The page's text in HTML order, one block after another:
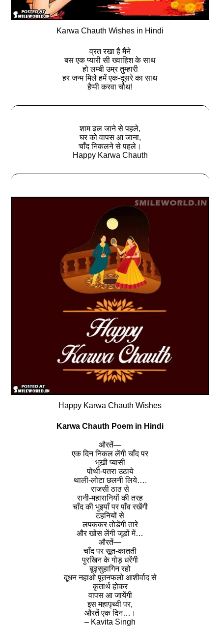
Karwa Chauth Wishes in Hindi
व्रत रखा है मैंने
बस एक प्यारी सी ख्वाहिश के साथ
हो लम्बी उम्र तुम्हारी
हर जन्म मिले हमें एक-दूसरे का साथ
हैप्पी करवा चौथ!
शाम ढल जाने से पहले,
घर को वापस आ जाना,
चाँद निकलने से पहले।
Happy Karwa Chauth
Happy Karwa Chauth Wishes
Karwa Chauth Poem in Hindi
औरतें—
एक दिन निकल लेंगी चाँद पर
भूखी प्यासी
पोथी-पतरा उठाये
थाली-लोटा छलनी लिये….
राजसी ठाठ से
रानी-महारानियों की तरह
चाँद की भुइयाँ पर पांँव रखेंगी
टहनियों से
लपककर तोडेंगी तारे
और खोंस लेंगी जूडों में…
औरतें—
चाँद पर सूत-कातती
पुरखिन के गोड़ धरेंगी
बूढ़सुहागिन रहो
दूधन नहाओ पूतनफलो आशीर्वाद से
कृतार्थ होकर
वापस आ जायेंगी
इस महापृथ्वी पर,
औरतें एक दिन…।
– Kavita Singh